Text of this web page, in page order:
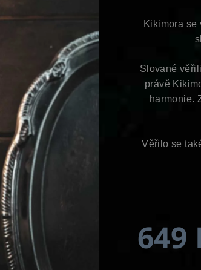
Kikimora se
Slované
právě
harmonie.
Věřilo se
649